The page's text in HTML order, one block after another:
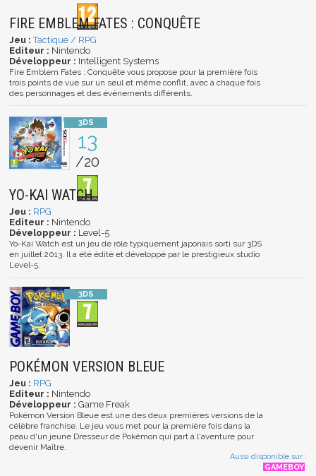
FIRE EMBLEM FATES : CONQUÊTE
Jeu : Tactique / RPG
Editeur : Nintendo
Développeur : Intelligent Systems
Fire Emblem Fates : Conquête vous propose pour la première fois
trois points de vue sur un seul et même conflit, avec à chaque fois
des personnages et des évènements différents.
13
/20
YO-KAI WATCH
Jeu : RPG
Editeur : Nintendo
Développeur : Level-5
Yo-Kai Watch est un jeu de rôle typiquement japonais sorti sur 3DS
en juillet 2013. Il a été édité et développé par le prestigieux studio
Level-5.
POKÉMON VERSION BLEUE
Jeu : RPG
Editeur : Nintendo
Développeur : Game Freak
Pokémon Version Bleue est une des deux premières versions de la
célèbre franchise. Le jeu vous met pour la première fois dans la
peau d'un jeune Dresseur de Pokémon qui part à l'aventure pour
devenir Maître.
Aussi disponible sur :